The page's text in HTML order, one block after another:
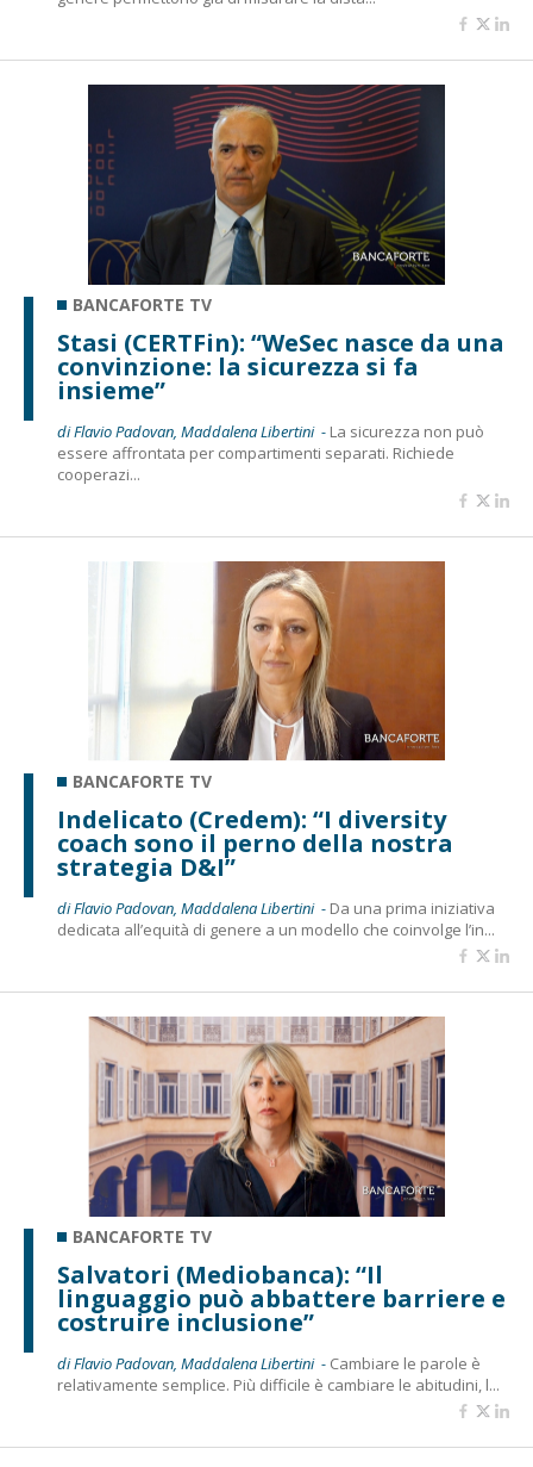
BANCAFORTE TV
Stasi (CERTFin): “WeSec nasce da una
convinzione: la sicurezza si fa
insieme”
di Flavio Padovan, Maddalena Libertini - La sicurezza non può
essere affrontata per compartimenti separati. Richiede
cooperazi...
BANCAFORTE TV
Indelicato (Credem): “I diversity
coach sono il perno della nostra
strategia D&I”
di Flavio Padovan, Maddalena Libertini - Da una prima iniziativa
dedicata all’equità di genere a un modello che coinvolge l’in...
BANCAFORTE TV
Salvatori (Mediobanca): “Il
linguaggio può abbattere barriere e
costruire inclusione”
di Flavio Padovan, Maddalena Libertini - Cambiare le parole è
relativamente semplice. Più difficile è cambiare le abitudini, l...